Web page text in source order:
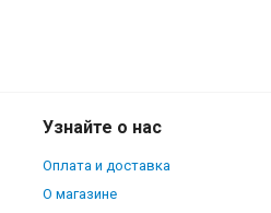
Узнайте о нас
Оплата и доставка
О магазине